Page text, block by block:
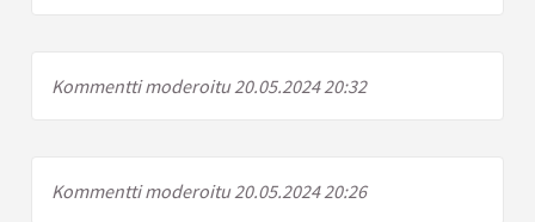
Kommentti moderoitu 20.05.2024 20:32
Kommentti moderoitu 20.05.2024 20:26